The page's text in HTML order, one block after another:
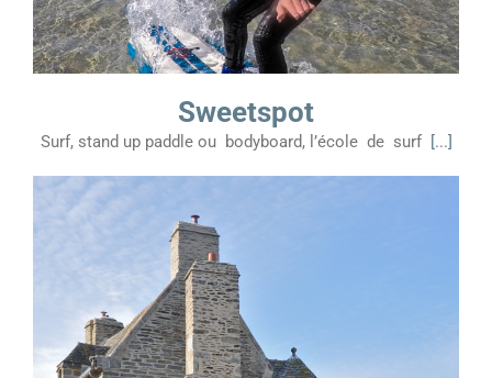
Sweetspot
Surf, stand up paddle ou bodyboard, l’école de surf [...]